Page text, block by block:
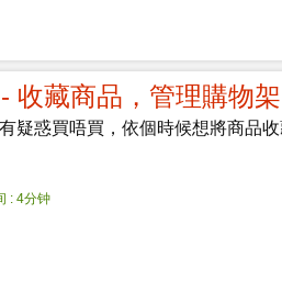
收藏商品，管理購物架
疑惑買唔買，依個時候想將商品
: 4分钟